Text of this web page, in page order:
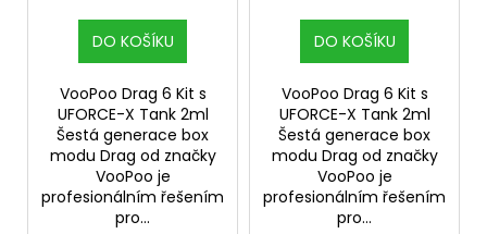
DO KOŠÍKU
VooPoo Drag 6 Kit s
UFORCE-X Tank 2ml
Šestá generace box
modu Drag od značky
VooPoo je
profesionálním řešením
pro...
DO KOŠÍKU
VooPoo Drag 6 Kit s
UFORCE-X Tank 2ml
Šestá generace box
modu Drag od značky
VooPoo je
profesionálním řešením
pro...